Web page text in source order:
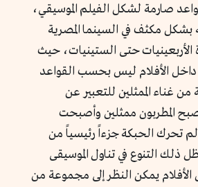
صارمة لشكل الفيلم الموسيقي،
بشكل مكثف في السينما المصرية
الأربعينيات حتى الستينيات، حيث
الأفلام ليس بحسب القواعد
من غناء الممثلين للتعبير عن
المطربون ممثلين وأصبحت
تحرك الحبكة جزءاً رئيسياً من
ذلك التنوع في تناول الموسيقى
يمكن النظر إلى مجموعة من